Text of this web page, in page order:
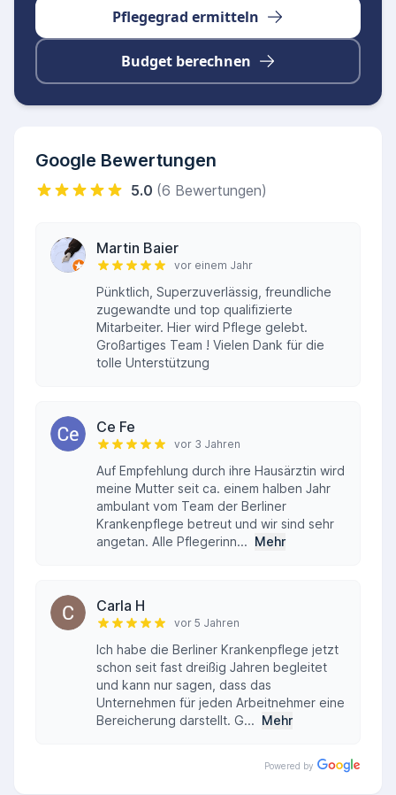
Pflegegrad ermitteln
Budget berechnen
Google Bewertungen
5.0 (6 Bewertungen)
Martin Baier
vor einem Jahr
Pünktlich, Superzuverlässig, freundliche
zugewandte und top qualifizierte
Mitarbeiter. Hier wird Pflege gelebt.
Großartiges Team ! Vielen Dank für die
tolle Unterstützung
Ce Fe
vor 3 Jahren
Auf Empfehlung durch ihre Hausärztin wird
meine Mutter seit ca. einem halben Jahr
ambulant vom Team der Berliner
Krankenpflege betreut und wir sind sehr
angetan. Alle Pflegerinn... Mehr
Carla H
vor 5 Jahren
Ich habe die Berliner Krankenpflege jetzt
schon seit fast dreißig Jahren begleitet
und kann nur sagen, dass das
Unternehmen für jeden Arbeitnehmer eine
Bereicherung darstellt. G... Mehr
Powered by